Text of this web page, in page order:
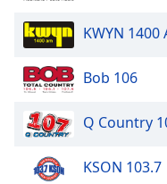
Text
Color
Opacity
Text
Background
KWYN 1400
Bob 106
Q Country
KSON 103.7